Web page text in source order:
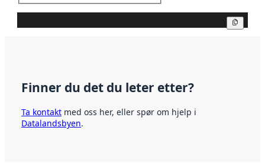
Finner du det du leter etter?
Ta kontakt med oss her, eller spør om hjelp i
Datalandsbyen.